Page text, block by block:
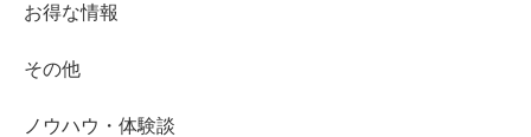
お得な情報
その他
ノウハウ・体験談